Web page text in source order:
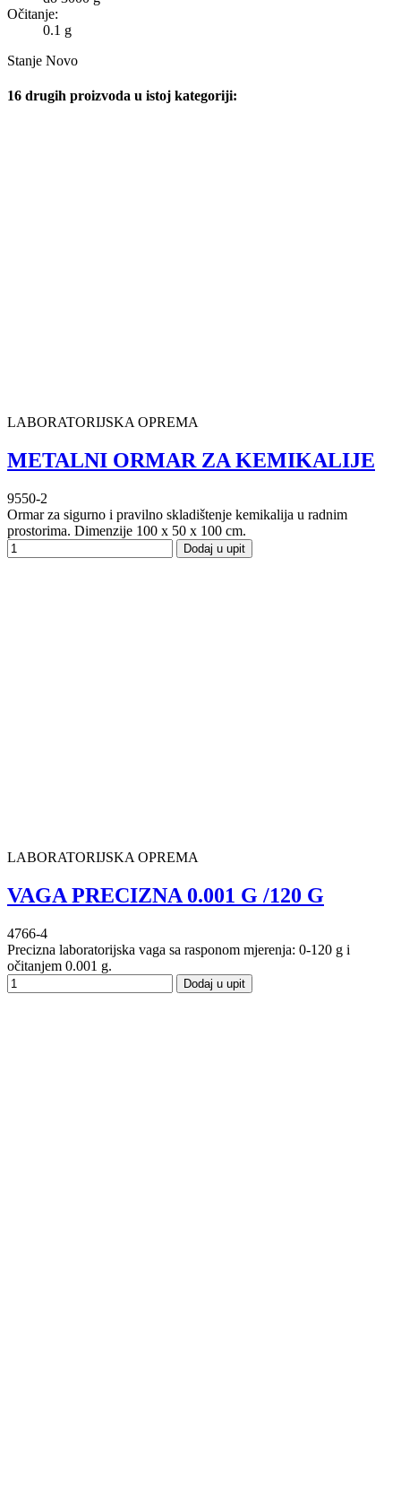
Očitanje:
0.1 g
Stanje Novo
16 drugih proizvoda u istoj kategoriji:
LABORATORIJSKA OPREMA
METALNI ORMAR ZA KEMIKALIJE
9550-2
Ormar za sigurno i pravilno skladištenje kemikalija u radnim
prostorima. Dimenzije 100 x 50 x 100 cm.
Dodaj u upit
LABORATORIJSKA OPREMA
VAGA PRECIZNA 0.001 G /120 G
4766-4
Precizna laboratorijska vaga sa rasponom mjerenja: 0-120 g i
očitanjem 0.001 g.
Dodaj u upit